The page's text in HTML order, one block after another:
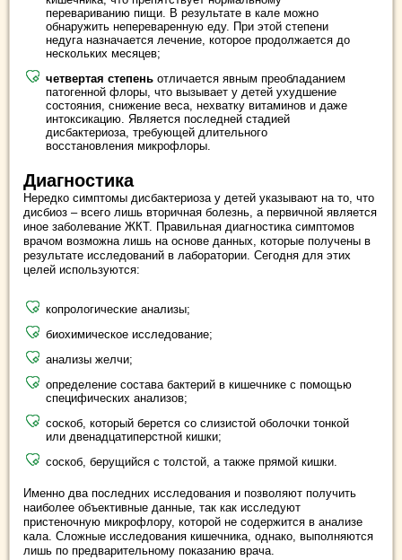
перевариванию пищи. В результате в кале можно
обнаружить непереваренную еду. При этой степени
недуга назначается лечение, которое продолжается до
нескольких месяцев;
четвертая степень отличается явным преобладанием
патогенной флоры, что вызывает у детей ухудшение
состояния, снижение веса, нехватку витаминов и даже
интоксикацию. Является последней стадией
дисбактериоза, требующей длительного
восстановления микрофлоры.
Диагностика
Нередко симптомы дисбактериоза у детей указывают на то, что
дисбиоз – всего лишь вторичная болезнь, а первичной является
иное заболевание ЖКТ. Правильная диагностика симптомов
врачом возможна лишь на основе данных, которые получены в
результате исследований в лаборатории. Сегодня для этих
целей используются:
копрологические анализы;
биохимическое исследование;
анализы желчи;
определение состава бактерий в кишечнике с помощью
специфических анализов;
соскоб, который берется со слизистой оболочки тонкой
или двенадцатиперстной кишки;
соскоб, берущийся с толстой, а также прямой кишки.
Именно два последних исследования и позволяют получить
наиболее объективные данные, так как исследуют
пристеночную микрофлору, которой не содержится в анализе
кала. Сложные исследования кишечника, однако, выполняются
лишь по предварительному показанию врача.